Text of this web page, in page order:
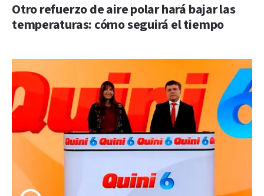
Otro refuerzo de aire polar hará bajar las
temperaturas: cómo seguirá el tiempo